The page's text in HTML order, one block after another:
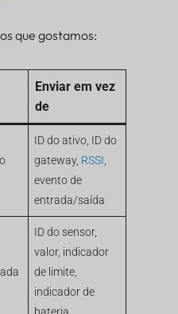
que gostamos:
Enviar em vez
de
ID do ativo, ID do
gateway, RSSI,
evento de
entrada/saída
ID do sensor,
valor, indicador
de limite,
indicador de